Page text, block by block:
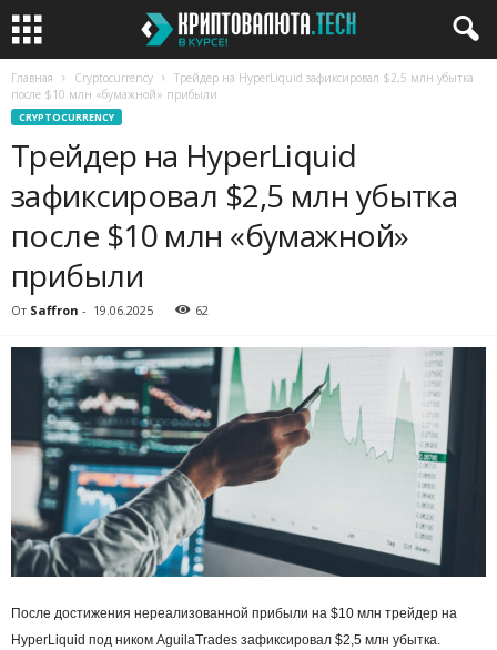
Главная Cryptocurrency
Трейдер на HyperLiquid зафиксировал $2,5 млн убытка
после $10 млн «бумажной» прибыли
CRYPTOCURRENCY
Трейдер на HyperLiquid
зафиксировал $2,5 млн убытка
после $10 млн «бумажной»
прибыли
От Saffron - 19.06.2025 62
После достижения нереализованной прибыли на $10 млн трейдер на
HyperLiquid под ником AguilaTrades зафиксировал $2,5 млн убытка.